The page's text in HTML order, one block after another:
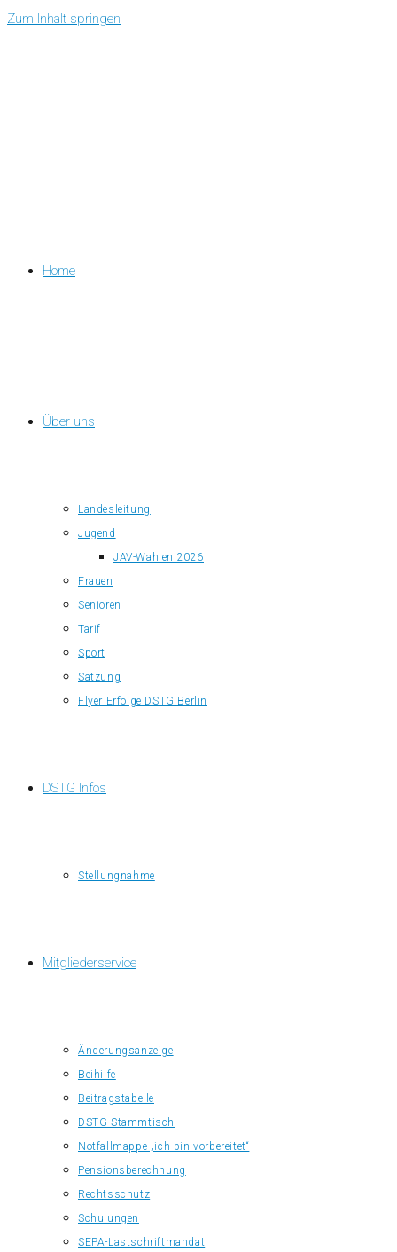
Zum Inhalt springen
Home
Über uns
Landesleitung
Jugend
JAV-Wahlen 2026
Frauen
Senioren
Tarif
Sport
Satzung
Flyer Erfolge DSTG Berlin
DSTG Infos
Stellungnahme
Mitgliederservice
Änderungsanzeige
Beihilfe
Beitragstabelle
DSTG-Stammtisch
Notfallmappe „ich bin vorbereitet“
Pensionsberechnung
Rechtsschutz
Schulungen
SEPA-Lastschriftmandat